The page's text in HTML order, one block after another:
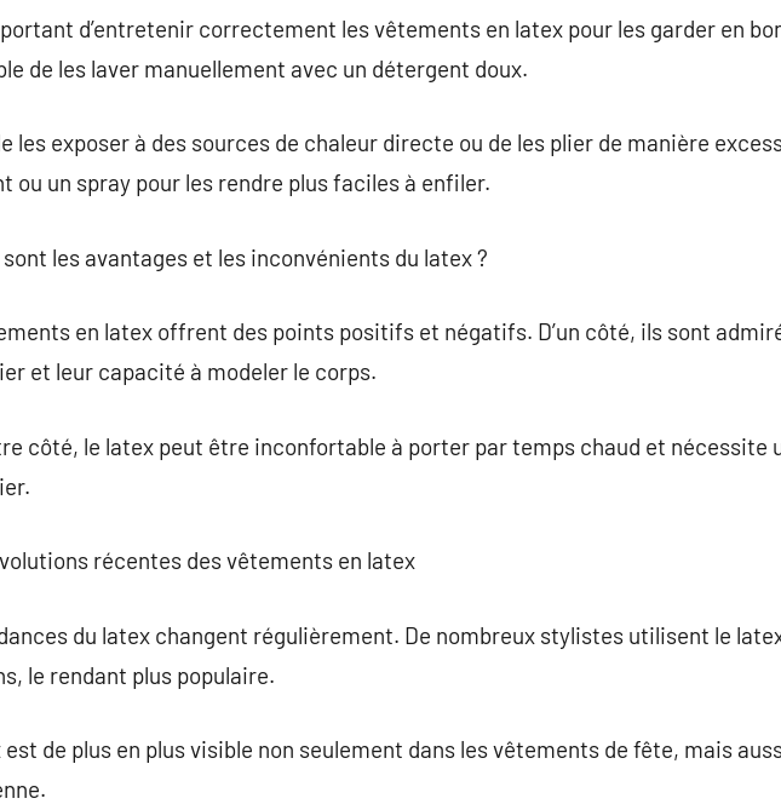
d’entretenir correctement les vêtements en latex pour les garder en
de les laver manuellement avec un détergent doux.
les exposer à des sources de chaleur directe ou de les plier de manière
ou un spray pour les rendre plus faciles à enfiler.
sont les avantages et les inconvénients du latex ?
en latex offrent des points positifs et négatifs. D’un côté, ils sont
et leur capacité à modeler le corps.
côté, le latex peut être inconfortable à porter par temps chaud et nécessite
récentes des vêtements en latex
du latex changent régulièrement. De nombreux stylistes utilisent le
le rendant plus populaire.
de plus en plus visible non seulement dans les vêtements de fête, mais